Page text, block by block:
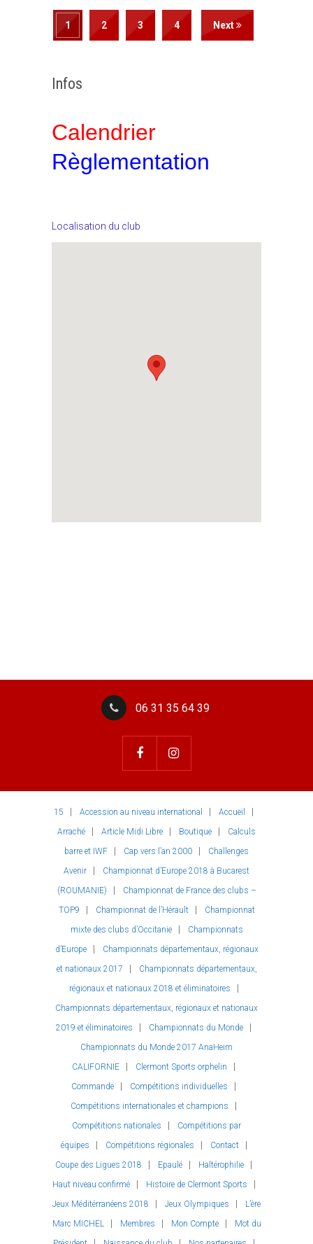
1 2 3 4 Next
Infos
Calendrier
Règlementation
Localisation du club
06 31 35 64 39
15 Accession au niveau international
Accueil
Arraché
Article Midi Libre Boutique
Calculs
barre et IWF
Cap vers l’an 2000
Challenges
Avenir
Championnat d’Europe 2018 à Bucarest
(ROUMANIE)
Championnat de France des clubs –
TOP9
Championnat de l’Hérault
Championnat
mixte des clubs d’Occitanie
Championnats
d’Europe
Championnats départementaux, régionaux
et nationaux 2017
Championnats départementaux,
régionaux et nationaux 2018 et éliminatoires
Championnats départementaux, régionaux et nationaux
2019 et éliminatoires
Championnats du Monde
Championnats du Monde 2017 AnaHeim
CALIFORNIE
Clermont Sports orphelin
Commande
Compétitions individuelles
Compétitions internationales et champions
Compétitions nationales
Compétitions par
équipes
Compétitions régionales
Contact
Coupe des Ligues 2018
Epaulé
Haltérophilie
Haut niveau confirmé
Histoire de Clermont Sports
Jeux Méditérranéens 2018
Jeux Olympiques
L’ère
Marc MICHEL
Membres Mon Compte
Mot du